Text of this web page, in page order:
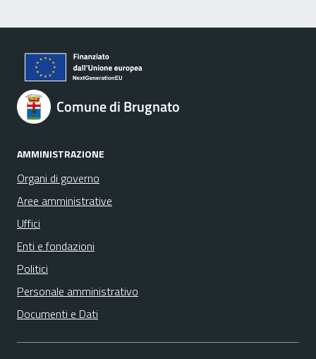
Comune di Brugnato
AMMINISTRAZIONE
Organi di governo
Aree amministrative
Uffici
Enti e fondazioni
Politici
Personale amministrativo
Documenti e Dati